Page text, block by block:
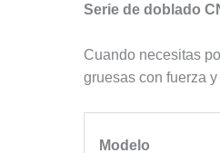
Serie de doblado
Cuando necesitas
gruesas con fuerza
Modelo